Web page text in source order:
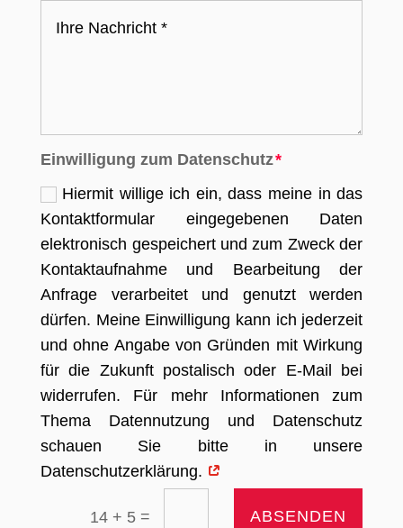
Einwilligung zum Datenschutz
Hiermit willige ich ein, dass meine in das
Kontaktformular eingegebenen Daten
elektronisch gespeichert und zum Zweck der
Kontaktaufnahme und Bearbeitung der
Anfrage verarbeitet und genutzt werden
dürfen. Meine Einwilligung kann ich jederzeit
und ohne Angabe von Gründen mit Wirkung
für die Zukunft postalisch oder E-Mail bei
widerrufen. Für mehr Informationen zum
Thema Datennutzung und Datenschutz
schauen Sie bitte in unsere
Datenschutzerklärung.
14 + 5 = ABSENDEN